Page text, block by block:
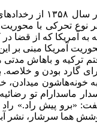
آیا این
که بعد از بهمن ۱۳۵۷
آمریکا مبنی بر
ترکیه و باهاش
گارد بودن و
میدادن،
ماسدارام تو
گفت: «برو پیش راد.»
نشر آبی، سال ۸۱،